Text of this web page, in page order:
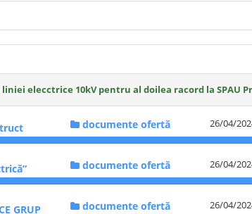
elecctrice 10kV pentru al doilea racord la SPAU
documente ofertă 26/04/
documente ofertă 26/04/
GRUP documente ofertă 26/04/